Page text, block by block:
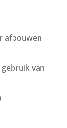
afbouwen
van